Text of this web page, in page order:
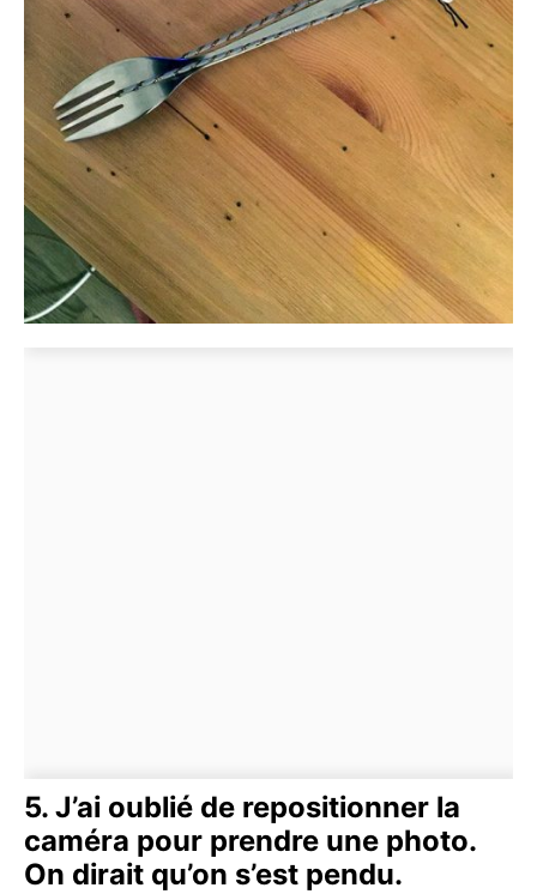
5. J’ai oublié de repositionner la
caméra pour prendre une photo.
On dirait qu’on s’est pendu.